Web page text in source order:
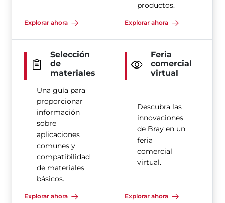
Explorar ahora
productos.
Explorar ahora
Selección
de
materiales
Una guía para
proporcionar
información
sobre
aplicaciones
comunes y
compatibilidad
de materiales
básicos.
Explorar ahora
Feria
comercial
virtual
Descubra las
innovaciones
de Bray en un
feria
comercial
virtual.
Explorar ahora